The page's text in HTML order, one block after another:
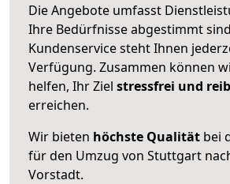
Die Angebote umfasst
Ihre Bedürfnisse abgestimmt
Kundenservice steht Ihnen
Verfügung. Zusammen können
helfen, Ihr Ziel stressfrei und
erreichen.
Wir bieten höchste Qualität bei
für den Umzug von Stuttgart
Vorstadt.